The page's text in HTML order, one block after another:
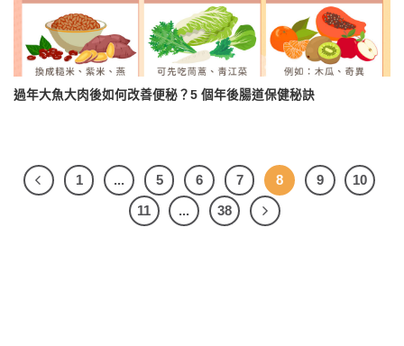
過年大魚大肉後如何改善便秘？5 個年後腸道保健秘訣
1 ... 5 6 7 8 9
10
11
... 38